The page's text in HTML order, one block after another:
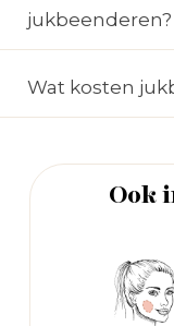
jukbeenderen?
Wat kosten
Ook